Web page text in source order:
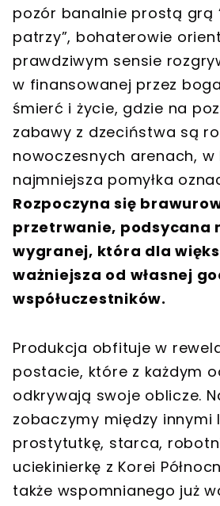
pozór banalnie prostą grą
patrzy”, bohaterowie
prawdziwym sensie
w finansowanej przez
śmierć i życie, gdzie na
zabawy z dzeciństwa są
nowoczesnych arenach, w
najmniejsza pomyłka
Rozpoczyna się
przetrwanie, podsycana
wygranej, która dla
ważniejsza od własnej
współuczestników.
Produkcja obfituje w
postacie, które z każdym
odkrywają swoje oblicze.
zobaczymy między innymi
prostytutkę, starca,
uciekinierkę z Korei
także wspomnianego już